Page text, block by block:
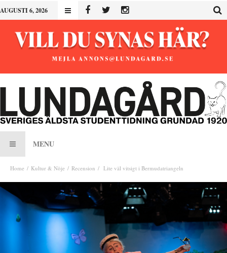
AUGUSTI 6, 2026
MENU
Home Kultur & Nöje Recension Lite väl vitsigt i Bermudatriangeln